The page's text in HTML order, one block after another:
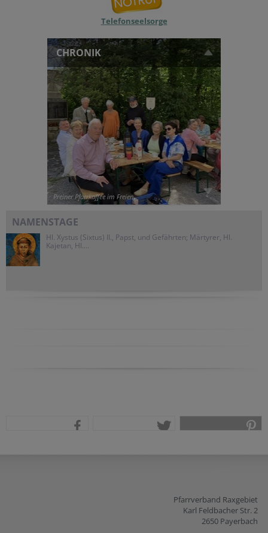
Telefonseelsorge
CHRONIK
Preiner Pfarrkaffee im Freien
NAMENSTAGE
Hl. Xystus (Sixtus) II., Papst, und Gefährten; Märtyrer, Hl.
Kajetan, Hl....
Pfarrverband Raxgebiet
Karl Feldbacher Str. 2
2650 Payerbach